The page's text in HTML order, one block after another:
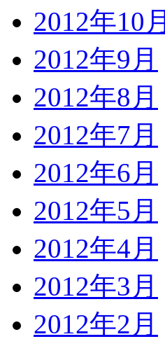
2012年10月
2012年9月
2012年8月
2012年7月
2012年6月
2012年5月
2012年4月
2012年3月
2012年2月